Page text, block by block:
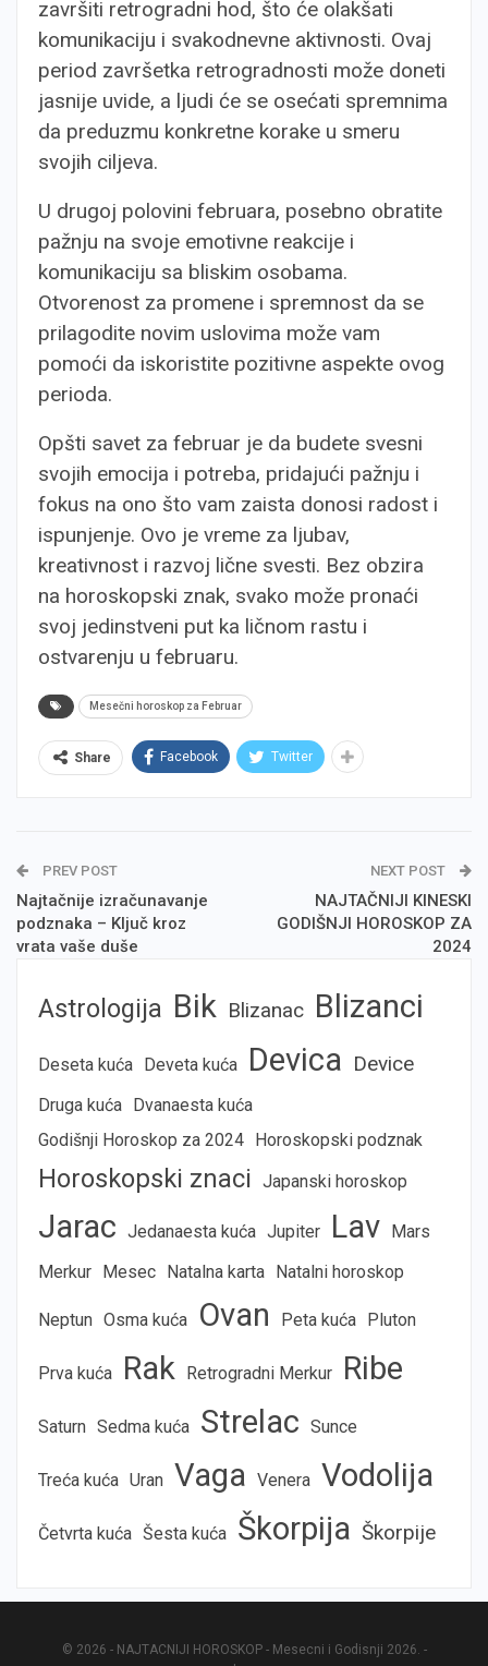
završiti retrogradni hod, što će olakšati
komunikaciju i svakodnevne aktivnosti. Ovaj
period završetka retrogradnosti može doneti
jasnije uvide, a ljudi će se osećati spremnima
da preduzmu konkretne korake u smeru
svojih ciljeva.
U drugoj polovini februara, posebno obratite
pažnju na svoje emotivne reakcije i
komunikaciju sa bliskim osobama.
Otvorenost za promene i spremnost da se
prilagodite novim uslovima može vam
pomoći da iskoristite pozitivne aspekte ovog
perioda.
Opšti savet za februar je da budete svesni
svojih emocija i potreba, pridajući pažnju i
fokus na ono što vam zaista donosi radost i
ispunjenje. Ovo je vreme za ljubav,
kreativnost i razvoj lične svesti. Bez obzira
na horoskopski znak, svako može pronaći
svoj jedinstveni put ka ličnom rastu i
ostvarenju u februaru.
Mesečni horoskop za Februar
Share Facebook Twitter
PREV POST
Najtačnije izračunavanje
podznaka – Ključ kroz
vrata vaše duše
NEXT POST
NAJTAČNIJI KINESKI
GODIŠNJI HOROSKOP ZA
2024
Astrologija Bik Blizanac Blizanci
Deseta kuća Deveta kuća Devica Device
Druga kuća Dvanaesta kuća
Godišnji Horoskop za 2024 Horoskopski podznak
Horoskopski znaci Japanski horoskop
Jarac Jedanaesta kuća Jupiter Lav Mars
Merkur Mesec Natalna karta Natalni horoskop
Neptun Osma kuća Ovan Peta kuća Pluton
Prva kuća Rak Retrogradni Merkur Ribe
Saturn Sedma kuća Strelac Sunce
Treća kuća Uran Vaga Venera Vodolija
Četvrta kuća Šesta kuća Škorpija Škorpije
© 2026 - NAJTACNIJI HOROSKOP - Mesecni i Godisnji 2026. -